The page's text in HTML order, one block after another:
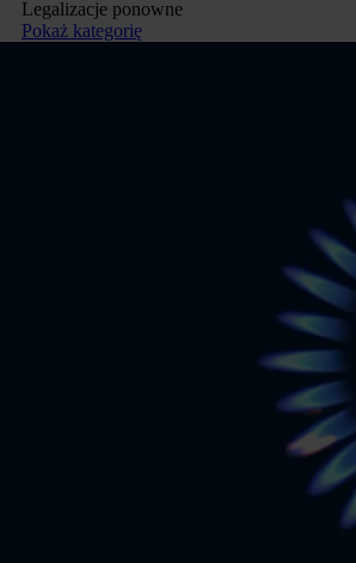
Legalizacje ponowne
Pokaż kategorię